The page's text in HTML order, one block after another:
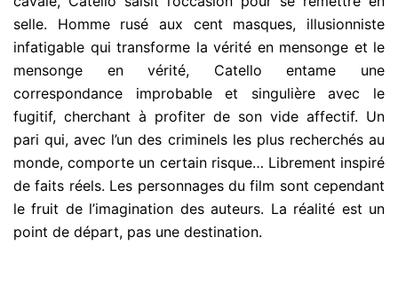
selle. Homme rusé aux cent masques, illusionniste
infatigable qui transforme la vérité en mensonge et le
mensonge en vérité, Catello entame une
correspondance improbable et singulière avec le
fugitif, cherchant à profiter de son vide affectif. Un
pari qui, avec l’un des criminels les plus recherchés au
monde, comporte un certain risque… Librement inspiré
de faits réels. Les personnages du film sont cependant
le fruit de l’imagination des auteurs. La réalité est un
point de départ, pas une destination.